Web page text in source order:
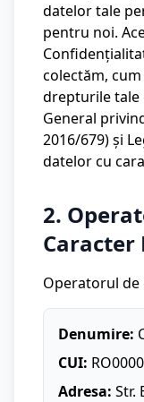
datelor tale
pentru noi.
colectăm,
drepturile tale
General
2016/679) și
datelor cu
2.
Caracter
Operatorul de
Denumire:
CUI:
Adresa: Str.